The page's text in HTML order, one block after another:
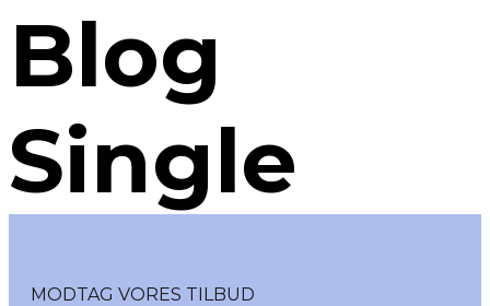
Blog
Single
MODTAG VORES TILBUD